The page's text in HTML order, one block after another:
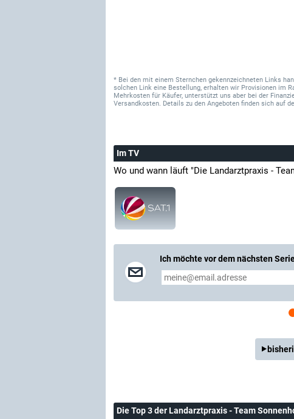
* Bei den mit einem Sternchen gekennzeichneten Links
solchen Link eine Bestellung, erhalten wir Provisionen im
Mehrkosten für Käufer, unterstützt uns aber bei der
Versandkosten. Details zu den Angeboten finden sich auf
Im TV
Wo und wann läuft "Die Landarztpraxis -
Ich möchte vor dem nächsten
Die Top 3 der Landarztpraxis - Team